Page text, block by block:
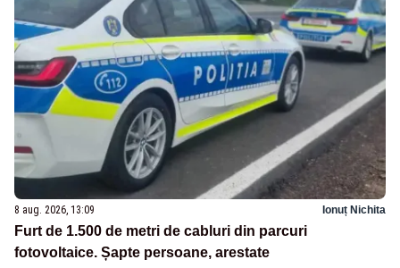
8 aug. 2026, 13:09 Ionuț Nichita
Furt de 1.500 de metri de cabluri din parcuri
fotovoltaice. Șapte persoane, arestate